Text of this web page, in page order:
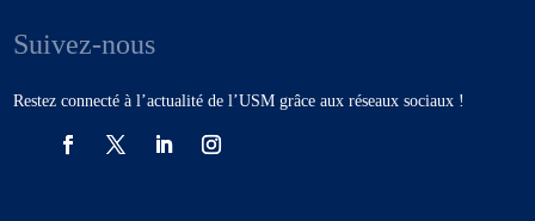
Suivez-nous
Restez connecté à l’actualité de l’USM grâce aux réseaux sociaux !